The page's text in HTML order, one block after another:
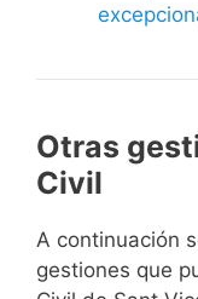
Otras
Civil
A continuación
gestiones que